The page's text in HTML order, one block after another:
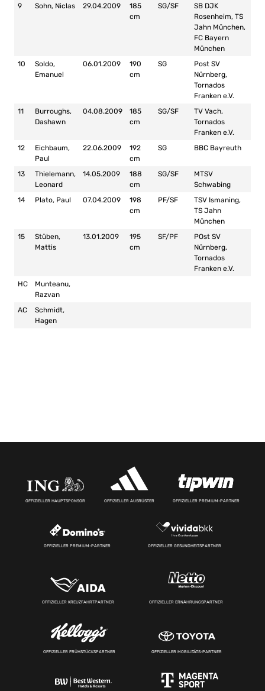
9
Sohn, Niclas 29.04.2009
185
cm
SG/SF
SB DJK
Rosenheim, TS
Jahn München,
FC Bayern
München
10
Soldo,
Emanuel
06.01.2009
190
cm
SG
Post SV
Nürnberg,
Tornados
Franken e.V.
11
Burroughs,
Dashawn
04.08.2009
185
cm
SG/SF
TV Vach,
Tornados
Franken e.V.
12
Eichbaum,
Paul
22.06.2009
192
cm
SG BBC Bayreuth
13
Thielemann,
Leonard
14.05.2009
188
cm
SG/SF
MTSV
Schwabing
14
Plato, Paul 07.04.2009
198
cm
PF/SF
TSV Ismaning,
TS Jahn
München
15
Stüben,
Mattis
13.01.2009
195
cm
SF/PF
POst SV
Nürnberg,
Tornados
Franken e.V.
HC
Munteanu,
Razvan
AC
Schmidt,
Hagen
OFFIZIELLER HAUPTSPONSOR OFFIZIELLER AUSRÜSTER OFFIZIELLER PREMIUM-PARTNER
OFFIZIELLER PREMIUM-PARTNER OFFIZIELLER GESUNDHEITSPARTNER
OFFIZIELLER KREUZFAHRTPARTNER OFFIZIELLER ERNÄHRUNGSPARTNER
OFFIZIELLER FRÜHSTÜCKSPARTNER OFFIZIELLER MOBILITÄTS-PARTNER